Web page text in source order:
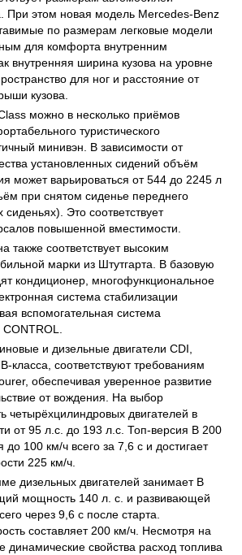
При этом новая модель Mercedes-Benz
по размерам легковые модели
для комфорта внутренним
внутренняя ширина кузова на уровне
для ног и расстояние от
кузова.
можно в несколько приёмов
туристического
минивэн. В зависимости от
установленных сидений объём
может варьироваться от 544 до 2245 л
при снятом сиденье переднего
Это соответствует
повышенной вместимости.
соответствует высоким
марки из Штутгарта. В базовую
кондиционер, многофункциональное
система стабилизации
вспомогательная система
и дизельные двигатели CDI,
класса, соответствуют требованиям
обеспечивая уверенное развитие
от вождения. На выбор
четырёхцилиндровых двигателей в
от 95 л.с. до 193 л.с. Топ-версия B 200
до 100 км/ч всего за 7,6 с и достигает
225 км/ч.
дизельных двигателей занимает B
мощность 140 л. с. и развивающей
через 9,6 с после старта.
составляет 200 км/ч. Несмотря на
динамические свойства расход топлива